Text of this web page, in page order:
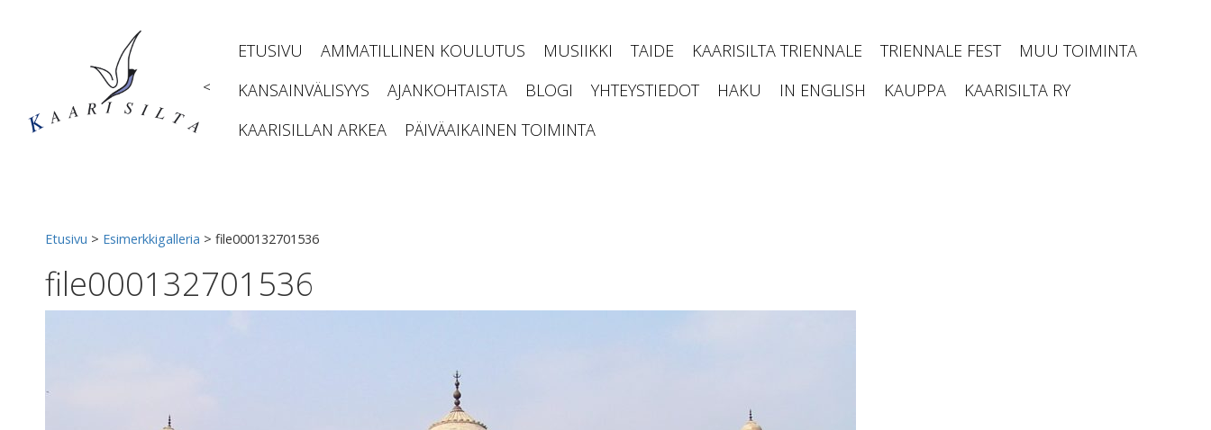
<
ETUSIVU AMMATILLINEN KOULUTUS MUSIIKKI TAIDE KAARISILTA TRIENNALE TRIENNALE FEST
MUU TOIMINTA
KANSAINVÄLISYYS
AJANKOHTAISTA BLOGI YHTEYSTIEDOT HAKU IN ENGLISH KAUPPA
KAARISILTA RY
KAARISILLAN ARKEA
PÄIVÄAIKAINEN TOIMINTA
Etusivu > Esimerkkigalleria > file000132701536
file000132701536